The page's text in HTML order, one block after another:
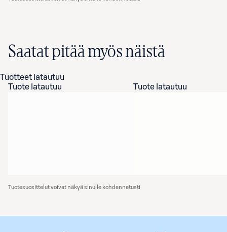
Saatat pitää myös näistä
Tuotteet latautuu
Tuote latautuu
Tuote latautuu
Tuotesuosittelut voivat näkyä sinulle kohdennetusti